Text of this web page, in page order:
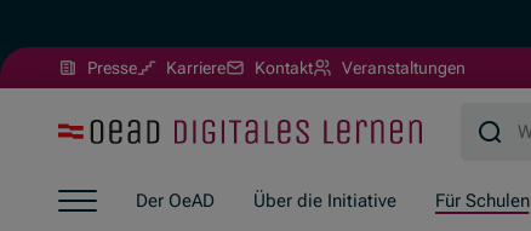
Presse Karriere(Öffnet in neuem Fenster)
Kontakt Veranstaltungen
Der OeAD
Über die Initiative Für Schulen